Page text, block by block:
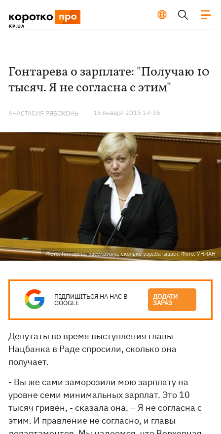
Гонтарева о зарплате: "Получаю 10
тысяч. Я не согласна с этим"
АНАСТАСИЯ РЯБОКОНЬ 16 января 2015 14:36
Фото: Гонтарева рассказала, сколько зарабатывает. Фото: УНИАН
ПІДПИШІТЬСЯ НА НАС В
GOOGLE
ДОДАТИ
ЗАРАЗ
Депутаты во время выступления главы
Нацбанка в Раде спросили, сколько она
получает.
- Вы же сами заморозили мою зарплату на
уровне семи минимальных зарплат. Это 10
тысяч гривен, - сказала она. – Я не согласна с
этим. И правление не согласно, и главы